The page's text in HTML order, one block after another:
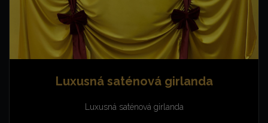
Luxusná saténová girlanda
Luxusná saténová girlanda